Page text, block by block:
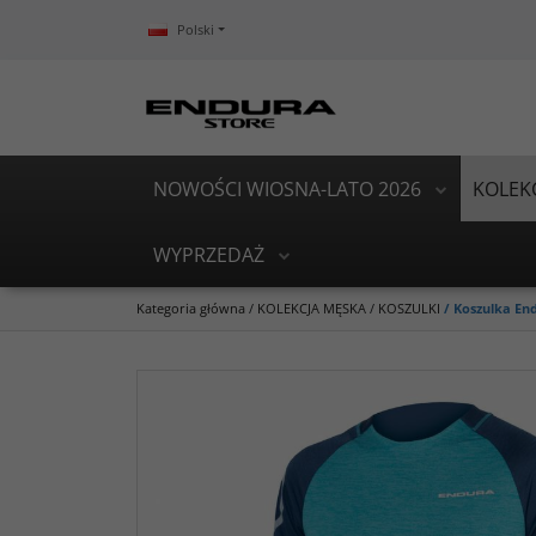
Polski
NOWOŚCI WIOSNA-LATO 2026
WYPRZEDAŻ
Kategoria główna / KOLEKCJA MĘSKA / KOSZULKI / Koszulka